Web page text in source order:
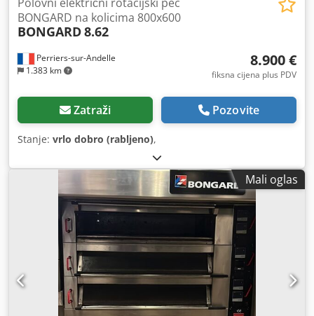
Perriers-sur-Andelle
1.383 km
BONGARD na kolicima 800x600
BONGARD8.62
8.900 €
fiksna cijena plus PDV
Zatraži Pozovite
Stanje: vrlo dobro (rabljeno),
Mali oglas